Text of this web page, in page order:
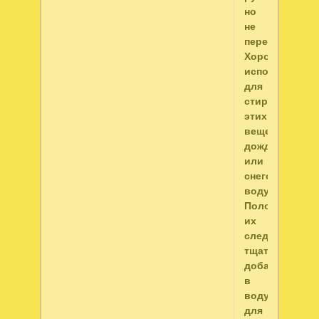
но
не
Хорошо
использовать
для
стирки
этих
вещей
дождевую
или
снеговую
воду.
Полоскать
их
следует
тщательно,
добавив
в
воду
для